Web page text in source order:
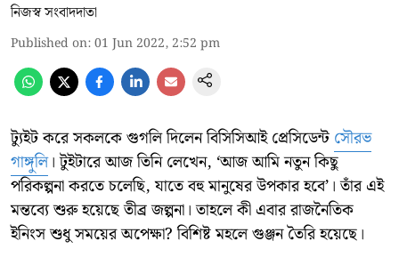
নিজস্ব সংবাদদাতা
Published on:01 Jun 2022, 2:52 pm
ট্যুইট করে সকলকে গুগলি দিলেন বিসিসিআই প্রেসিডেন্ট সৌরভ
গাঙ্গুলি। টুইটারে আজ তিনি লেখেন, ‘আজ আমি নতুন কিছু
পরিকল্পনা করতে চলেছি, যাতে বহু মানুষের উপকার হবে’। তাঁর এই
মন্তব্যে শুরু হয়েছে তীব্র জল্পনা। তাহলে কী এবার রাজনৈতিক
ইনিংস শুধু সময়ের অপেক্ষা? বিশিষ্ট মহলে গুঞ্জন তৈরি হয়েছে।